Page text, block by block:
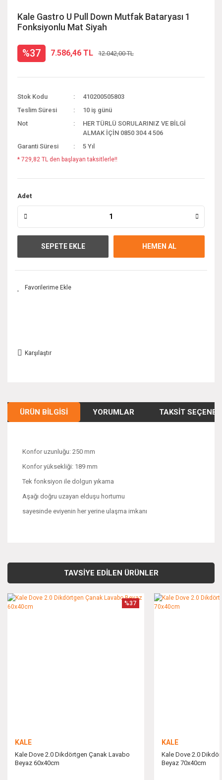
Kale Gastro U Pull Down Mutfak Bataryası 1
Fonksiyonlu Mat Siyah
%37 7.586,46 TL 12.042,00 TL
Stok Kodu
410200505803
Teslim Süresi
10 iş günü
Not
HER TÜRLÜ SORULARINIZ VE BİLGİ
ALMAK İÇİN 0850 304 4 506
Garanti Süresi
5 Yıl
* 729,82 TL den başlayan taksitlerle!!
Adet
SEPETE EKLE HEMEN AL
Karşılaştır
ÜRÜN BILGISI YORUMLAR TAKSIT
Konfor uzunluğu: 250 mm
Konfor yüksekliği: 189 mm
Tek fonksiyon ile dolgun yıkama
Aşağı doğru uzayan elduşu hortumu
sayesinde eviyenin her yerine ulaşma imkanı
kullanarak tarafımıza iletebilirsiniz.
TAVSİYE EDİLEN ÜRÜNLER
KALE
Kale Dove 2.0 Dikdörtgen Çanak Lavabo
Beyaz 60x40cm
%37
KALE
Kale Dove 2.0
Beyaz 70x40cm